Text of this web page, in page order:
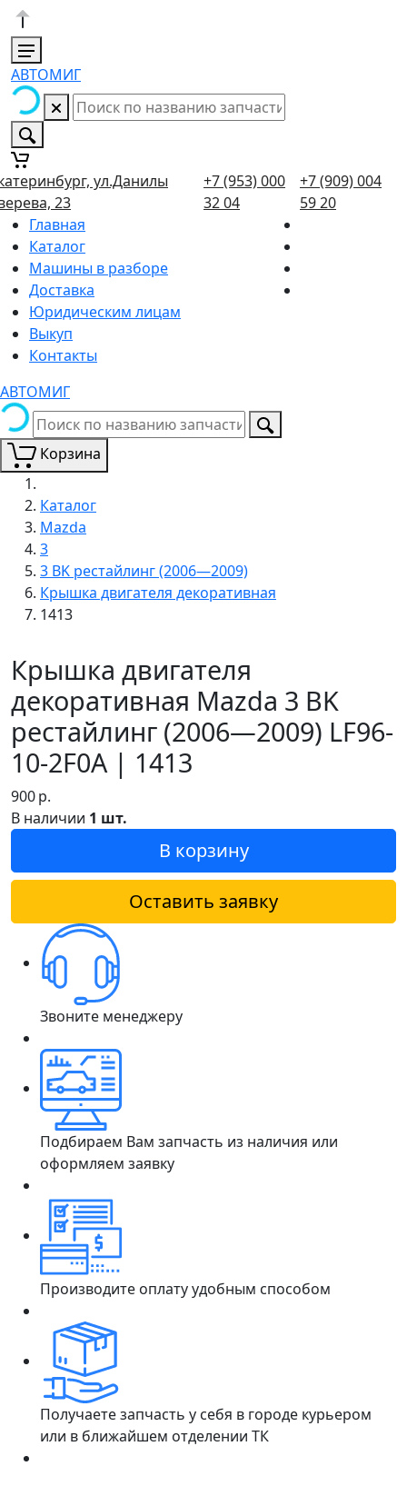
АВТОМИГ
ул.Данилы
23
+7 (953) 000
32 04
+7 (909) 004
59 20
Главная
Каталог
Машины в разборе
Доставка
Юридическим лицам
Выкуп
Контакты
АВТОМИГ
Корзина
Каталог
Mazda
3
3 BK рестайлинг (2006—2009)
Крышка двигателя декоративная
1413
Крышка двигателя
декоративная Mazda 3 BK
рестайлинг (2006—2009) LF96-
10-2F0A | 1413
900р.
В наличии 1 шт.
В корзину
Оставить заявку
Звоните менеджеру
Подбираем Вам запчасть из наличия или
оформляем заявку
Производите оплату удобным способом
Получаете запчасть у себя в городе курьером
или в ближайшем отделении ТК